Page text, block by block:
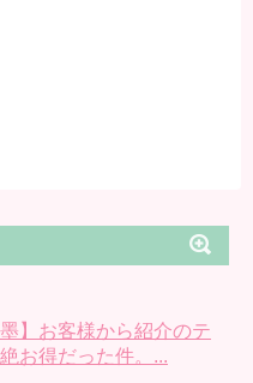
】お客様から紹介のテ
お得だった件。...